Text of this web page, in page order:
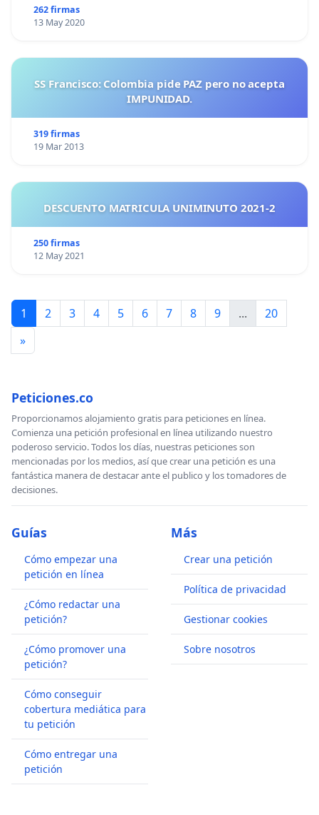
262 firmas
13 May 2020
SS Francisco: Colombia pide PAZ pero no acepta
IMPUNIDAD.
319 firmas
19 Mar 2013
DESCUENTO MATRICULA UNIMINUTO 2021-2
250 firmas
12 May 2021
1 2 3 4 5 6 7 8 9 ...
20
»
Peticiones.co
Proporcionamos alojamiento gratis para peticiones en línea.
Comienza una petición profesional en línea utilizando nuestro
poderoso servicio. Todos los días, nuestras peticiones son
mencionadas por los medios, así que crear una petición es una
fantástica manera de destacar ante el publico y los tomadores de
decisiones.
Guías
Cómo empezar una
petición en línea
¿Cómo redactar una
petición?
¿Cómo promover una
petición?
Cómo conseguir
cobertura mediática para
tu petición
Cómo entregar una
petición
Más
Crear una petición
Política de privacidad
Gestionar cookies
Sobre nosotros